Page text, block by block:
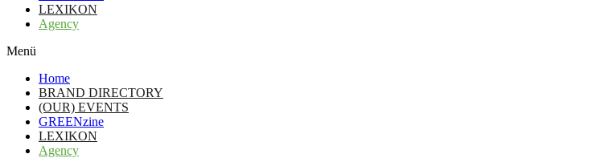
LEXIKON
Agency
Menü
Home
BRAND DIRECTORY
(OUR) EVENTS
GREENzine
LEXIKON
Agency